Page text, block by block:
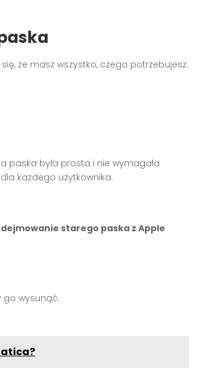
się, że masz wszystko, czego potrzebujesz.
paska była prosta i nie wymagała
każdego użytkownika.
starego paska z Apple
go wysunąć.